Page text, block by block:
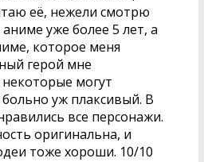
её, нежели смотрю
уже более 5 лет, а
которое меня
герой мне
могут
больно уж плаксивый. В
все персонажи.
оригинальна, и
тоже хороши. 10/10